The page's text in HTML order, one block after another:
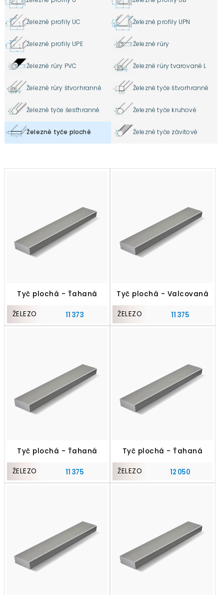
Železné profily UC Železné profily UPN
Železné profily UPE Železné rúry
Železné rúry PVC Železné rúry tvarované L
Železné rúry štvorhranné Železné tyče štvorhranné
Železné tyče šesťhranné Železné tyče kruhové
Železné tyče ploché Železné tyče závitové
Tyč plochá - Ťahaná
ŽELEZO 11 373
Tyč plochá - Valcovaná
ŽELEZO 11 375
Tyč plochá - Ťahaná
ŽELEZO 11 375
Tyč plochá - Ťahaná
ŽELEZO 12 050